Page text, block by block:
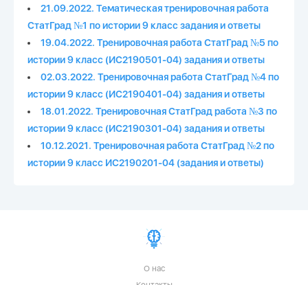
21.09.2022. Тематическая тренировочная работа
СтатГрад №1 по истории 9 класс задания и ответы
19.04.2022. Тренировочная работа СтатГрад №5 по
истории 9 класс (ИС2190501-04) задания и ответы
02.03.2022. Тренировочная работа СтатГрад №4 по
истории 9 класс (ИС2190401-04) задания и ответы
18.01.2022. Тренировочная СтатГрад работа №3 по
истории 9 класс (ИС2190301-04) задания и ответы
10.12.2021. Тренировочная работа СтатГрад №2 по
истории 9 класс ИС2190201-04 (задания и ответы)
О нас